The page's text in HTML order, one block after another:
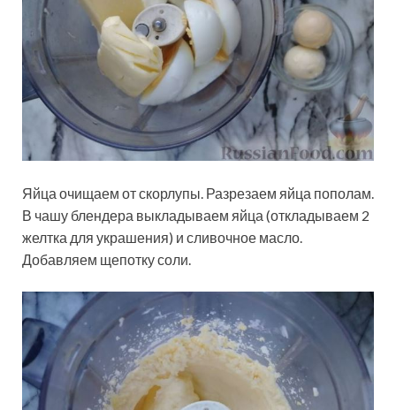
Яйца очищаем от скорлупы. Разрезаем яйца пополам.
В чашу блендера выкладываем яйца (откладываем 2
желтка для украшения) и сливочное масло.
Добавляем щепотку соли.